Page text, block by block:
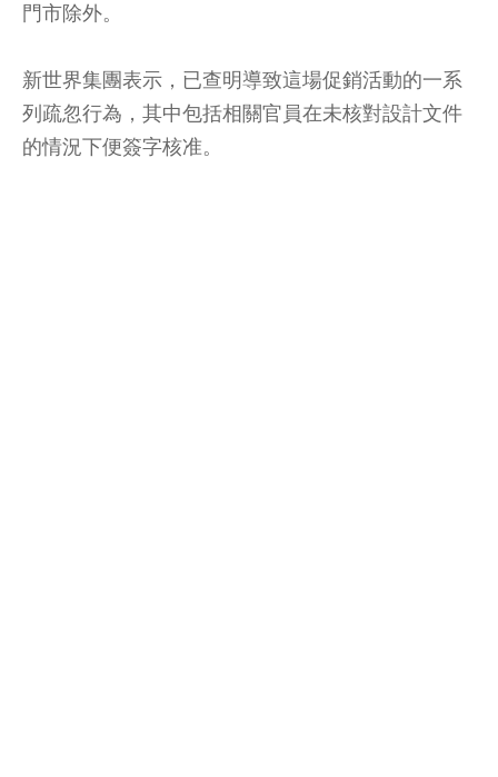
門市除外。
新世界集團表示，已查明導致這場促銷活動的一系
列疏忽行為，其中包括相關官員在未核對設計文件
的情況下便簽字核准。